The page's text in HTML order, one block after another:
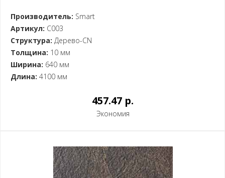
Производитель: Smart
Артикул: C003
Структура: Дерево-CN
Толщина: 10 мм
Ширина: 640 мм
Длина: 4100 мм
457.47 p.
Экономия